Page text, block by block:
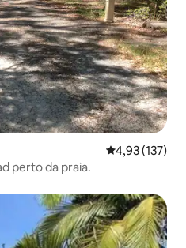
4,93 de uma
4,93 (137)
perto da praia.